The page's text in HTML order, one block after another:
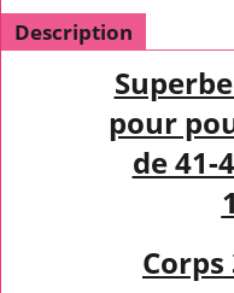
Description
pour
de 41-
Corps